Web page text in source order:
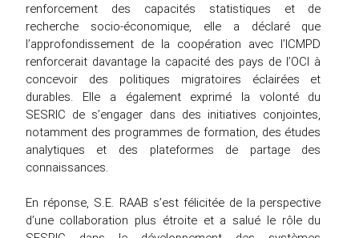
renforcement des capacités statistiques et de
recherche socio-économique, elle a déclaré que
l’approfondissement de la coopération avec l’ICMPD
renforcerait davantage la capacité des pays de l’OCI à
concevoir des politiques migratoires éclairées et
durables. Elle a également exprimé la volonté du
SESRIC de s’engager dans des initiatives conjointes,
notamment des programmes de formation, des études
analytiques et des plateformes de partage des
connaissances.
En réponse, S.E. RAAB s’est félicitée de la perspective
d’une collaboration plus étroite et a salué le rôle du